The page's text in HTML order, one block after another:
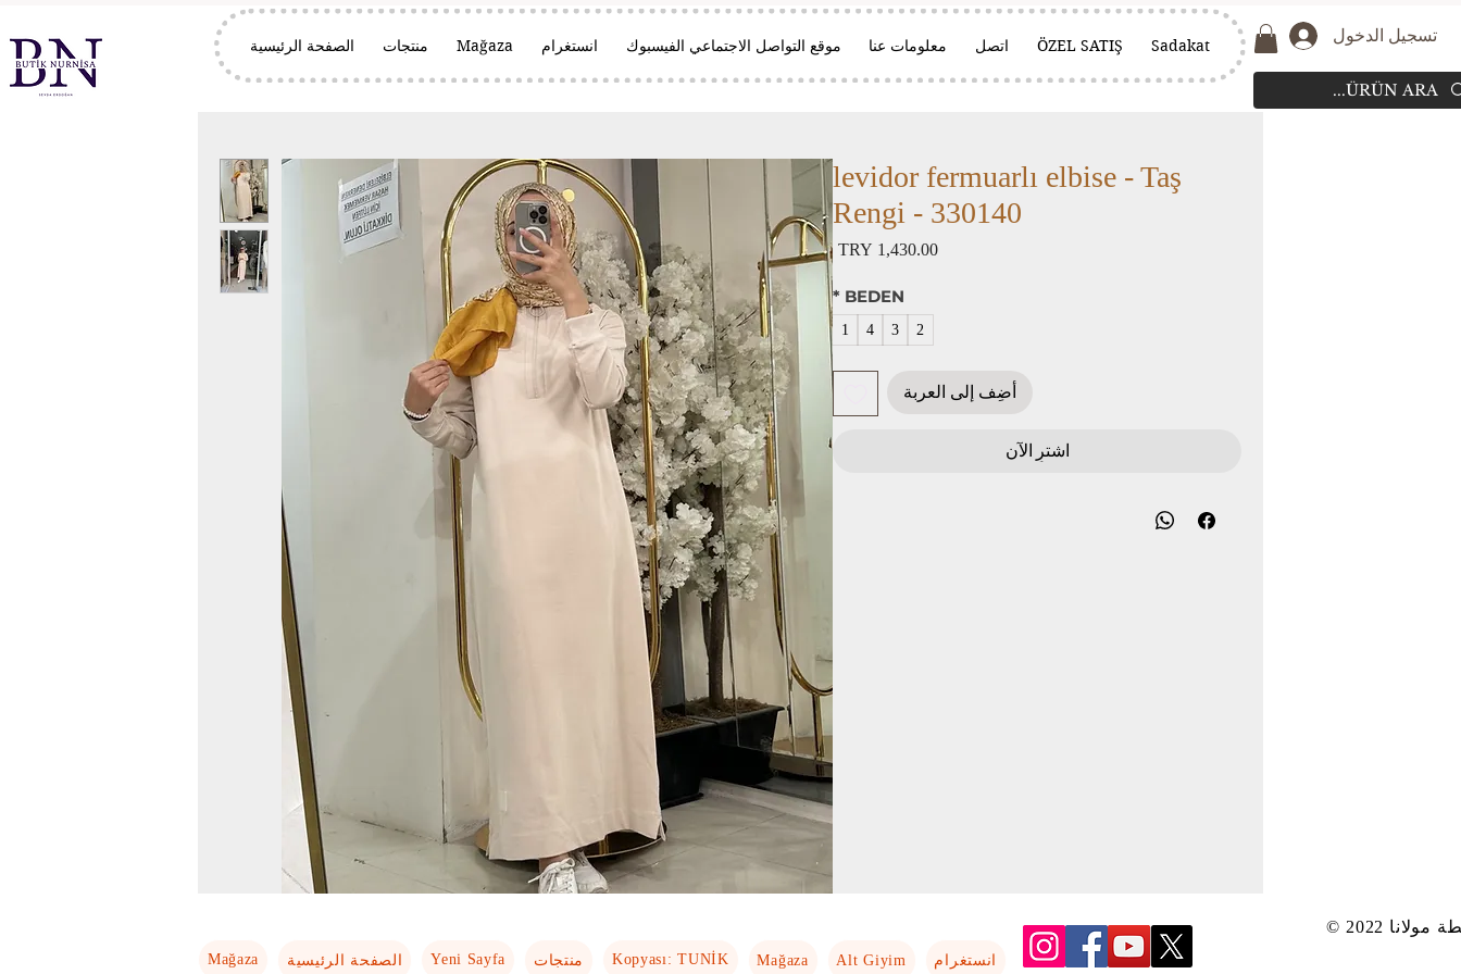
الصفحة الرئيسية منتجات Mağaza انستغرام موقع التواصل الاجتماعي الفيسبوك معلومات عنا اتصل ÖZEL SATIŞ Sadakat
تسجيل الدخول
levidor fermuarlı elbise - Taş
Rengi - 330140
السعر
BEDEN
*
2
3
4
1
أضِف إلى العربة
اشترِ الآن
Mağaza الصفحة الرئيسية Yeni Sayfa منتجات Kopyası: TUNİK Mağaza Alt Giyim انستغرام
مولانا